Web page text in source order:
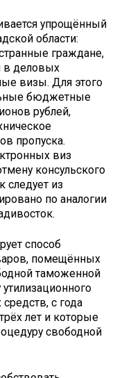
упрощённый
области:
граждане,
в деловых
визы. Для этого
бюджетные
рублей,
пропуска.
виз
консульского
следует из
по аналогии
способ
помещённых
таможенной
с года
лет и которые
свободной